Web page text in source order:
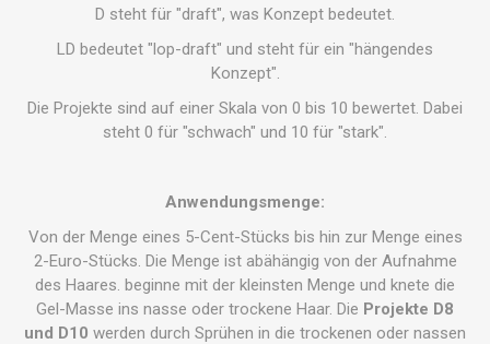
D steht für "draft", was Konzept bedeutet.
LD bedeutet "lop-draft" und steht für ein "hängendes
Konzept".
Die Projekte sind auf einer Skala von 0 bis 10 bewertet. Dabei
steht 0 für "schwach" und 10 für "stark".
Anwendungsmenge:
Von der Menge eines 5-Cent-Stücks bis hin zur Menge eines
2-Euro-Stücks. Die Menge ist abähängig von der Aufnahme
des Haares. beginne mit der kleinsten Menge und knete die
Gel-Masse ins nasse oder trockene Haar. Die Projekte D8
und D10 werden durch Sprühen in die trockenen oder nassen